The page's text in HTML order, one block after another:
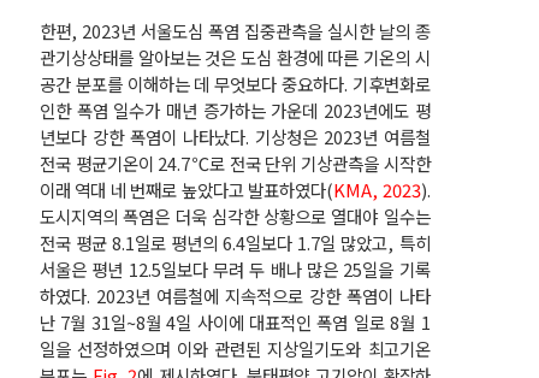
한편, 2023년 서울도심 폭염 집중관측을 실시한 날의 종
관기상상태를 알아보는 것은 도심 환경에 따른 기온의 시
공간 분포를 이해하는 데 무엇보다 중요하다. 기후변화로
인한 폭염 일수가 매년 증가하는 가운데 2023년에도 평
년보다 강한 폭염이 나타났다. 기상청은 2023년 여름철
전국 평균기온이 24.7℃로 전국 단위 기상관측을 시작한
이래 역대 네 번째로 높았다고 발표하였다(KMA, 2023).
도시지역의 폭염은 더욱 심각한 상황으로 열대야 일수는
전국 평균 8.1일로 평년의 6.4일보다 1.7일 많았고, 특히
서울은 평년 12.5일보다 무려 두 배나 많은 25일을 기록
하였다. 2023년 여름철에 지속적으로 강한 폭염이 나타
난 7월 31일~8월 4일 사이에 대표적인 폭염 일로 8월 1
일을 선정하였으며 이와 관련된 지상일기도와 최고기온